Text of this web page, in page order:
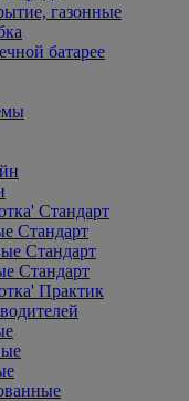
газонные
батарее
Стандарт
Стандарт
Стандарт
Стандарт
Практик